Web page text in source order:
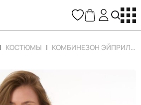
КОСТЮМЫ КОМБИНЕЗОН ЭЙПРИЛ (ОРАНЖЕВЫЙ)